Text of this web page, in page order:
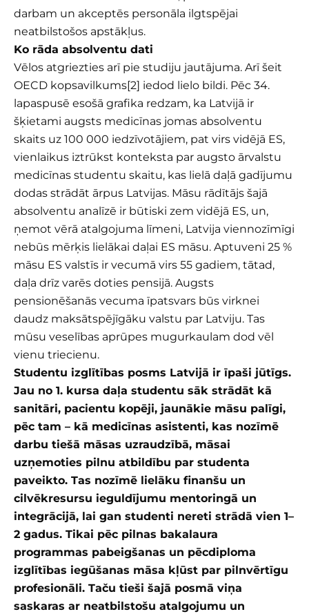
darbam un akceptēs personāla ilgtspējai
neatbilstošos apstākļus.
Ko rāda absolventu dati
Vēlos atgriezties arī pie studiju jautājuma. Arī šeit
OECD kopsavilkums[2] iedod lielo bildi. Pēc 34.
lapaspusē esošā grafika redzam, ka Latvijā ir
šķietami augsts medicīnas jomas absolventu
skaits uz 100 000 iedzīvotājiem, pat virs vidējā ES,
vienlaikus iztrūkst konteksta par augsto ārvalstu
medicīnas studentu skaitu, kas lielā daļā gadījumu
dodas strādāt ārpus Latvijas. Māsu rādītājs šajā
absolventu analīzē ir būtiski zem vidējā ES, un,
ņemot vērā atalgojuma līmeni, Latvija viennozīmīgi
nebūs mērķis lielākai daļai ES māsu. Aptuveni 25 %
māsu ES valstīs ir vecumā virs 55 gadiem, tātad,
daļa drīz varēs doties pensijā. Augsts
pensionēšanās vecuma īpatsvars būs virknei
daudz maksātspējīgāku valstu par Latviju. Tas
mūsu veselības aprūpes mugurkaulam dod vēl
vienu triecienu.
Studentu izglītības posms Latvijā ir īpaši jūtīgs.
Jau no 1. kursa daļa studentu sāk strādāt kā
sanitāri, pacientu kopēji, jaunākie māsu palīgi,
pēc tam – kā medicīnas asistenti, kas nozīmē
darbu tiešā māsas uzraudzībā, māsai
uzņemoties pilnu atbildību par studenta
paveikto. Tas nozīmē lielāku finanšu un
cilvēkresursu ieguldījumu mentoringā un
integrācijā, lai gan studenti nereti strādā vien 1–
2 gadus. Tikai pēc pilnas bakalaura
programmas pabeigšanas un pēcdiploma
izglītības iegūšanas māsa kļūst par pilnvērtīgu
profesionāli. Taču tieši šajā posmā viņa
saskaras ar neatbilstošu atalgojumu un